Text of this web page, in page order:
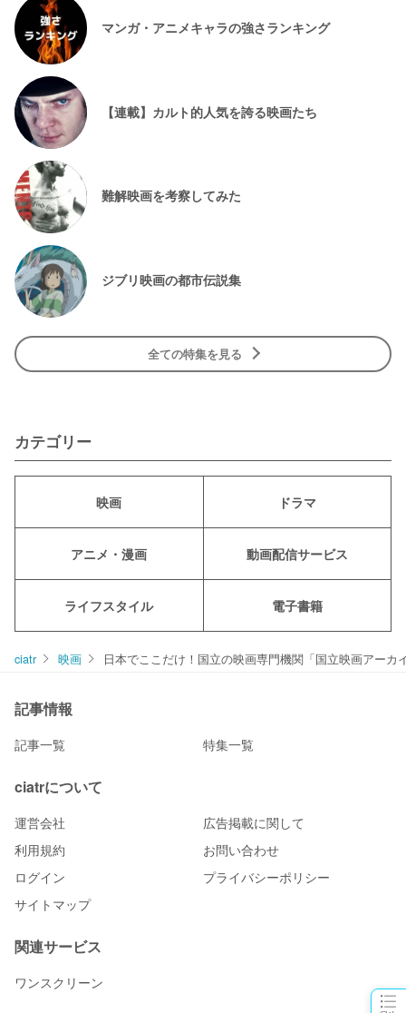
マンガ・アニメキャラの強さランキング
【連載】カルト的人気を誇る映画たち
難解映画を考察してみた
ジブリ映画の都市伝説集
全ての特集を見る
カテゴリー
映画 ドラマ
アニメ・漫画 動画配信サービス
ライフスタイル 電子書籍
ciatr 映画 日本でここだけ！国立の映画専門機関「国立映画アーカ
記事情報
記事一覧 特集一覧
ciatrについて
運営会社
広告掲載に関して
利用規約
お問い合わせ
ログイン
プライバシーポリシー
サイトマップ
関連サービス
ワンスクリーン